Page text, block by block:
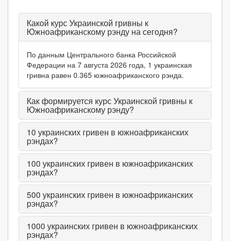
Какой курс Украинской гривны к
Южноафриканскому рэнду на сегодня?
По данным Центрального банка Российской
Федерации на 7 августа 2026 года, 1 украинская
гривна равен 0.365 южноафриканского рэнда.
Как формируется курс Украинской гривны к
Южноафриканскому рэнду?
10 украинских гривен в южноафриканских
рэндах?
100 украинских гривен в южноафриканских
рэндах?
500 украинских гривен в южноафриканских
рэндах?
1000 украинских гривен в южноафриканских
рэндах?